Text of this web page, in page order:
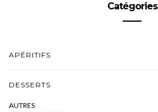
Catégories
APÉRITIFS
DESSERTS
AUTRES